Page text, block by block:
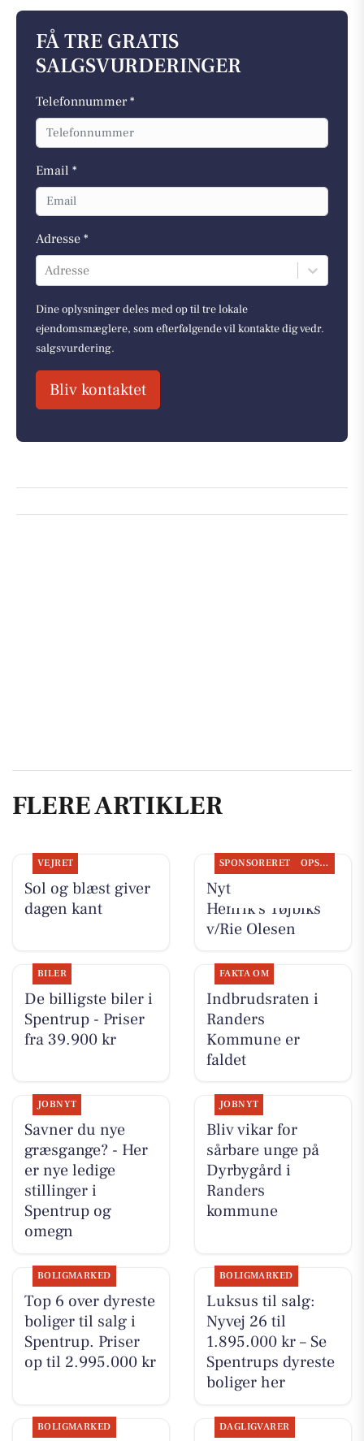
FÅ TRE GRATIS
SALGSVURDERINGER
Telefonnummer *
Email *
Adresse *
Adresse
Dine oplysninger deles med op til tre lokale
ejendomsmæglere, som efterfølgende vil kontakte dig vedr.
salgsvurdering.
Bliv kontaktet
FLERE ARTIKLER
VEJRET
Sol og blæst giver
dagen kant
SPONSORERET OPSLAGSTAVLEN
Nyt fra Rie &
Henrik's Tøjbiks
v/Rie Olesen
BILER
De billigste biler i
Spentrup - Priser
fra 39.900 kr
FAKTA OM
Indbrudsraten i
Randers
Kommune er
faldet
JOBNYT
Savner du nye
græsgange? - Her
er nye ledige
stillinger i
Spentrup og
omegn
JOBNYT
Bliv vikar for
sårbare unge på
Dyrbygård i
Randers
kommune
BOLIGMARKED
Top 6 over dyreste
boliger til salg i
Spentrup. Priser
op til 2.995.000 kr
BOLIGMARKED
Luksus til salg:
Nyvej 26 til
1.895.000 kr – Se
Spentrups dyreste
boliger her
BOLIGMARKED DAGLIGVARER